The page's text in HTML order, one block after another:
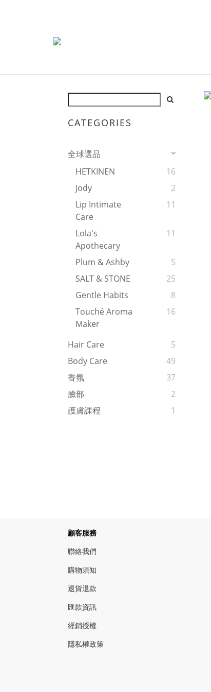
CATEGORIES
全球選品
HETKINEN
16
Jody
2
Lip Intimate
Care
11
Lola's
Apothecary
11
Plum & Ashby
5
SALT & STONE
25
Gentle Habits
8
Touché Aroma
Maker
16
Hair Care
5
Body Care
49
香氛
37
臉部
2
護膚課程
1
顧客服務
聯絡我們
購物須知
退貨退款
匯款資訊
經銷授權
隱私權政策